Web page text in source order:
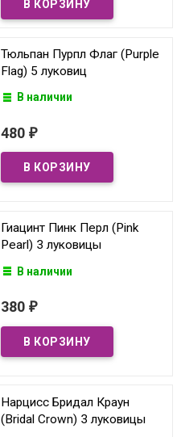
Тюльпан Пурпл Флаг (Purple
Flag) 5 луковиц
В наличии
480 ₽
Гиацинт Пинк Перл (Pink
Pearl) 3 луковицы
В наличии
380 ₽
Нарцисс Бридал Краун
(Bridal Crown) 3 луковицы